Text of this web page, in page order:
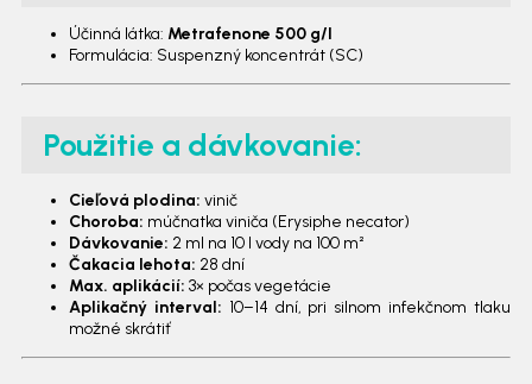
Účinná látka: Metrafenone 500 g/l
Formulácia: Suspenzný koncentrát (SC)
Použitie a dávkovanie:
Cieľová plodina: vinič
Choroba: múčnatka viniča (Erysiphe necator)
Dávkovanie: 2 ml na 10 l vody na 100 m²
Čakacia lehota: 28 dní
Max. aplikácií: 3× počas vegetácie
Aplikačný interval: 10–14 dní, pri silnom infekčnom tlaku
možné skrátiť